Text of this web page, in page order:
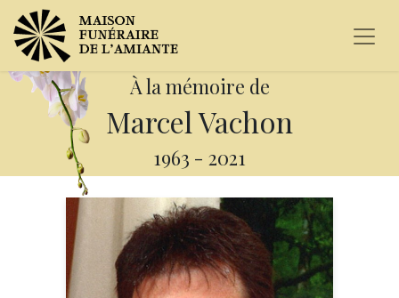
À la mémoire de
Marcel Vachon
1963 - 2021